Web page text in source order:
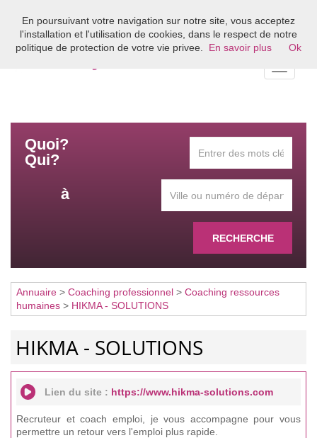
Bienvenue sur l'annuaire du coaching en France
Quoi?
Qui?
à
RECHERCHE
Annuaire > Coaching professionnel > Coaching ressources
humaines > HIKMA - SOLUTIONS
HIKMA - SOLUTIONS
Lien du site : https://www.hikma-solutions.com
Recruteur et coach emploi, je vous accompagne pour vous
permettre un retour vers l'emploi plus rapide.
En poursuivant votre navigation sur notre site, vous acceptez
l'installation et l'utilisation de cookies, dans le respect de notre
politique de protection de votre vie privee.
En savoir plus Ok